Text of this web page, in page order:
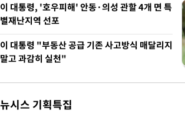
이 대통령, '호우피해' 안동·의성 관할 4개 면 특
별재난지역 선포
이 대통령 "부동산 공급 기존 사고방식 매달리지
말고 과감히 실천"
뉴시스 기획특집